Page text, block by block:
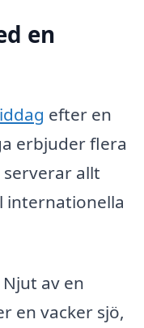
en
efter en
erbjuder flera
allt
internationella
Njut av en
en vacker sjö,